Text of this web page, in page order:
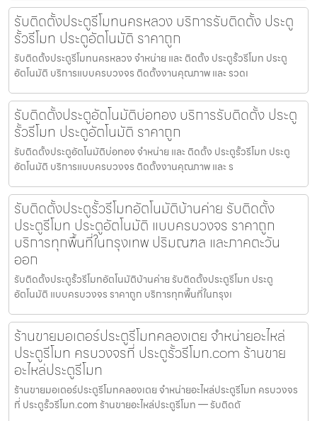
รับติดตั้งประตูรีโมทนครหลวง บริการรับติดตั้ง ประตู
รั้วรีโมท ประตูอัตโนมัติ ราคาถูก
รับติดตั้งประตูรีโมทนครหลวง จำหน่าย และ ติดตั้ง ประตูรั้วรีโมท ประตู
อัตโนมัติ บริการแบบครบวงจร ติดตั้งงานคุณภาพ และ รวดเ
รับติดตั้งประตูอัตโนมัติบ่อทอง บริการรับติดตั้ง ประตู
รั้วรีโมท ประตูอัตโนมัติ ราคาถูก
รับติดตั้งประตูอัตโนมัติบ่อทอง จำหน่าย และ ติดตั้ง ประตูรั้วรีโมท ประตู
อัตโนมัติ บริการแบบครบวงจร ติดตั้งงานคุณภาพ และ ร
รับติดตั้งประตูรั้วรีโมทอัตโนมัติบ้านค่าย รับติดตั้ง
ประตูรีโมท ประตูอัตโนมัติ แบบครบวงจร ราคาถูก
บริการทุกพื้นที่ในกรุงเทพ ปริมณฑล และภาคตะวัน
ออก
รับติดตั้งประตูรั้วรีโมทอัตโนมัติบ้านค่าย รับติดตั้งประตูรีโมท ประตู
อัตโนมัติ แบบครบวงจร ราคาถูก บริการทุกพื้นที่ในกรุงเ
ร้านขายมอเตอร์ประตูรีโมทคลองเตย จำหน่ายอะไหล่
ประตูรีโมท ครบวงจรที่ ประตูรั้วรีโมท.com ร้านขาย
อะไหล่ประตูรีโมท
ร้านขายมอเตอร์ประตูรีโมทคลองเตย จำหน่ายอะไหล่ประตูรีโมท ครบวงจร
ที่ ประตูรั้วรีโมท.com ร้านขายอะไหล่ประตูรีโมท — รับติดตั